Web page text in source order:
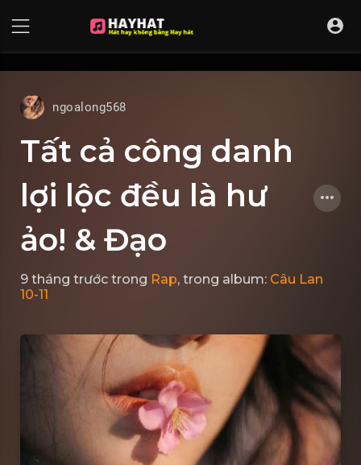
ngoalong568
Tất cả công danh
lợi lộc đều là hư
ảo! & Đạo
9 tháng trước trong Rap, trong album: Câu Lan
10-11